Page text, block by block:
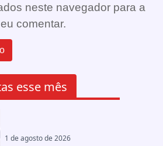
neste navegador para a
comentar.
esse mês
1 de agosto de 2026